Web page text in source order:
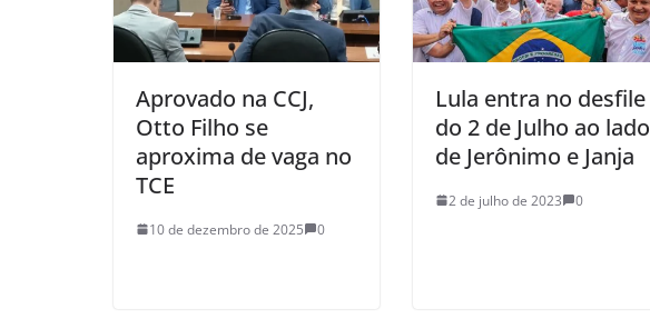
Aprovado na CCJ,
Otto Filho se
aproxima de vaga no
TCE
10 de dezembro de 2025 0
Lula entra no desfile
do 2 de Julho ao lado
de Jerônimo e Janja
2 de julho de 2023 0